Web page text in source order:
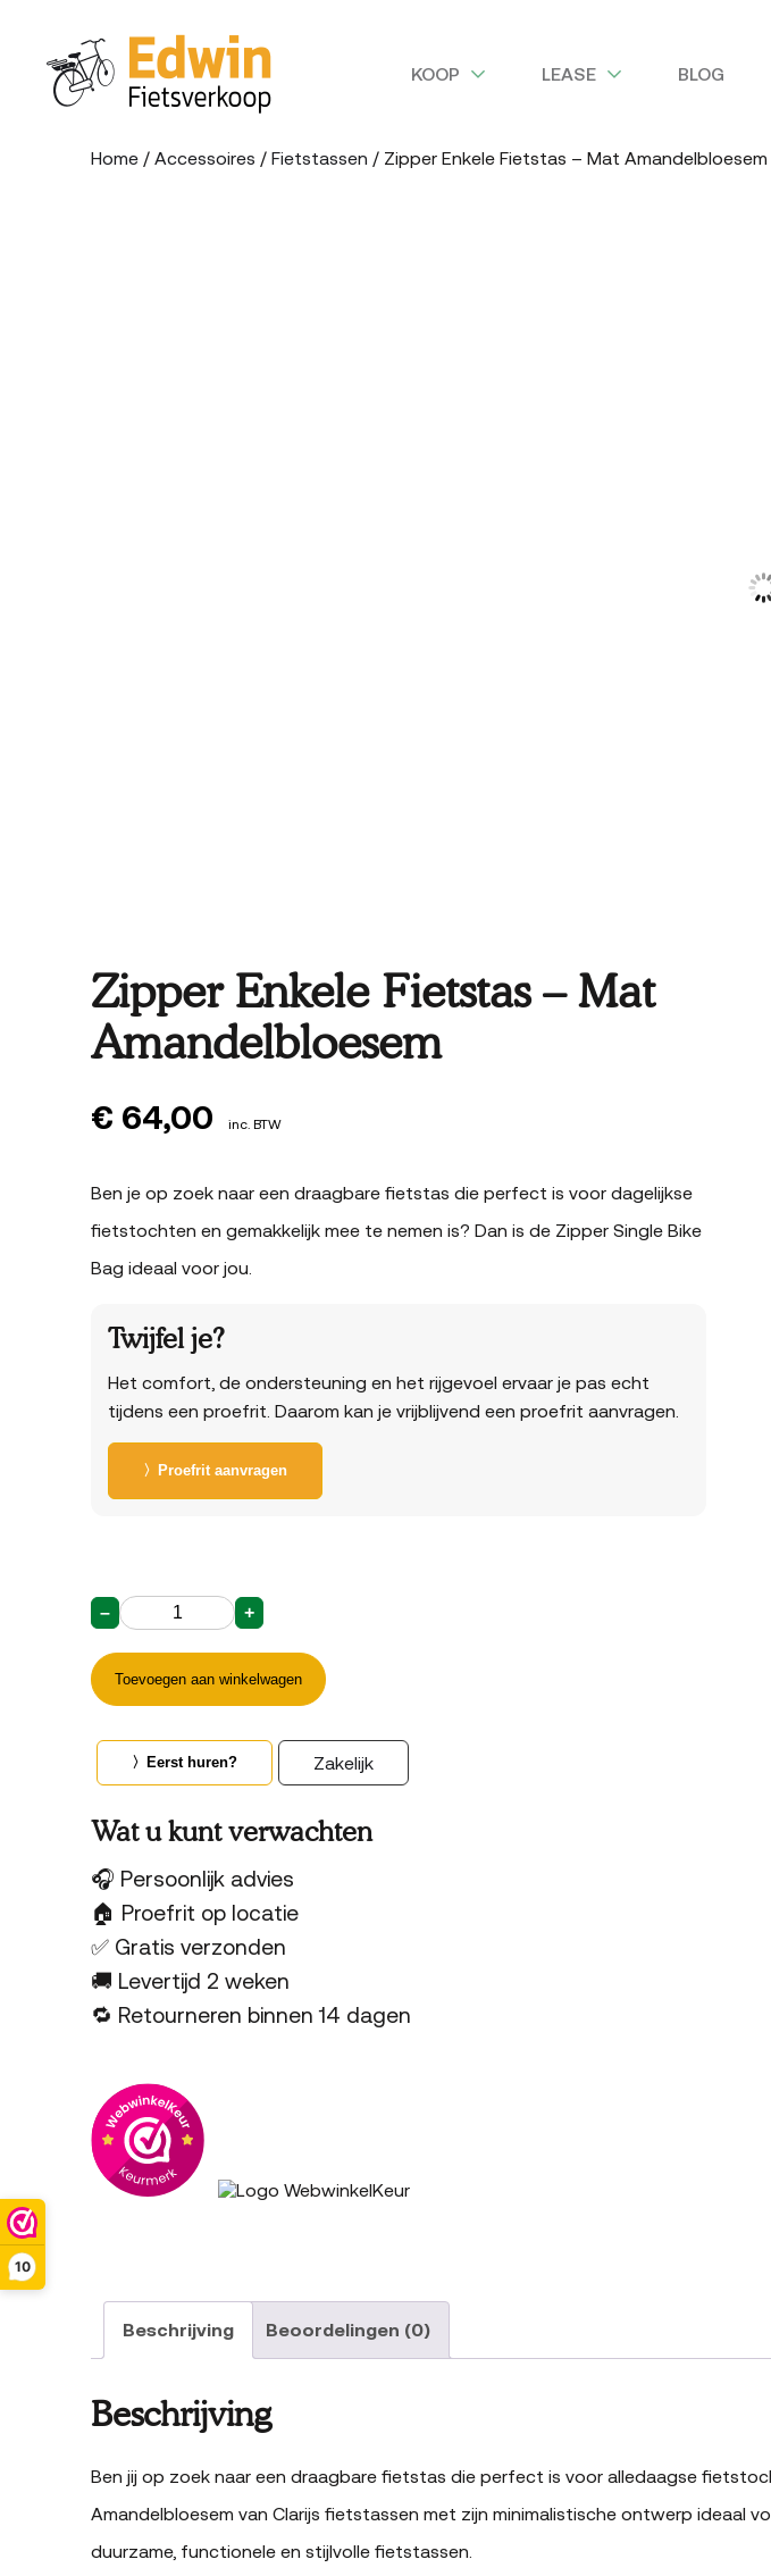
10
KOOP LEASE BLOG
Home / Accessoires / Fietstassen / Zipper Enkele Fietstas – Mat Amandelbloesem
Zipper Enkele Fietstas – Mat
Amandelbloesem
€ 64,00 inc. BTW
Ben je op zoek naar een draagbare fietstas die perfect is voor dagelijkse
fietstochten en gemakkelijk mee te nemen is? Dan is de Zipper Single Bike
Bag ideaal voor jou.
Twijfel je?
Het comfort, de ondersteuning en het rijgevoel ervaar je pas echt
tijdens een proefrit. Daarom kan je vrijblijvend een proefrit aanvragen.
〉Proefrit aanvragen
Zipper
Fietstas
–
Mat
aantal
– +
Toevoegen aan winkelwagen
〉Eerst huren? Zakelijk
Wat u kunt verwachten
🎧 Persoonlijk advies
🏠 Proefrit op locatie
✅ Gratis verzonden
🚚 Levertijd 2 weken
🔁 Retourneren binnen 14 dagen
Beschrijving Beoordelingen (0)
Beschrijving
Ben jij op zoek naar een draagbare fietstas die perfect is voor alledaagse
Amandelbloesem van Clarijs fietstassen met zijn minimalistische ontwerp ideaal
duurzame, functionele en stijlvolle fietstassen.